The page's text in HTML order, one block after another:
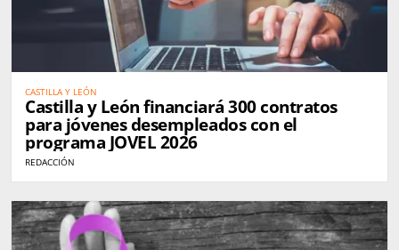
CASTILLA Y LEÓN
Castilla y León financiará 300 contratos
para jóvenes desempleados con el
programa JOVEL 2026
REDACCIÓN